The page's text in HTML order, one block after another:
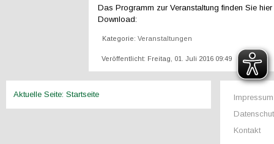
Das Programm zur Veranstaltung finden Sie hier
Download:
Kategorie: Veranstaltungen
Veröffentlicht: Freitag, 01. Juli 2016 09:49
Aktuelle Seite: Startseite
Impressum
Kontakt